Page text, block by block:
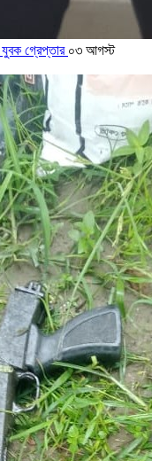
যুবক গ্রেপ্তার ০৩ আগস্ট